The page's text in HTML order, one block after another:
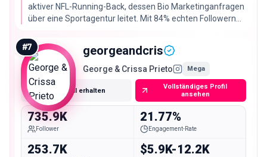
aktiver NFL-Running-Back, dessen Bio Marketinganfragen
über eine Sportagentur leitet. Mit 84% echten Followern
Engagement-Rate bei 823.310 Followern machen daraus
aber einen Reichweitenkauf.
#7 georgeandcris
George & Crissa Prieto Mega
E-Mail erhalten
Vollständiges Profil
ansehen
735.9K
Follower
21.77%
Engagement-Rate
253.7K $5.9K-12.2K